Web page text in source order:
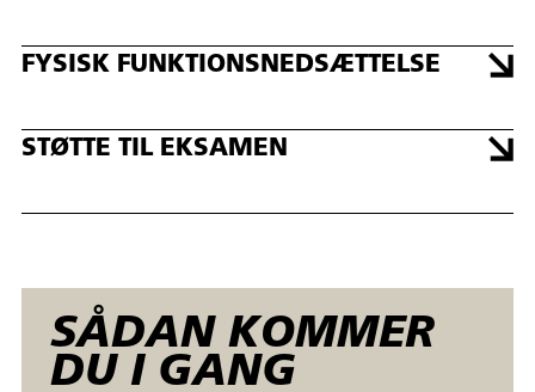
FYSISK FUNKTIONSNEDSÆTTELSE
STØTTE TIL EKSAMEN
SÅDAN KOMMER
DU I GANG